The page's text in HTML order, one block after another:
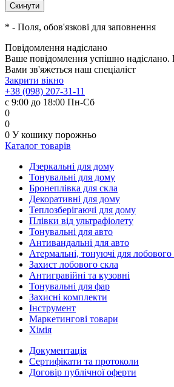
* - Поля, обов'язкові для заповнення
Повідомлення надіслано
Ваше повідомлення успішно
Вами зв'яжеться наш спеціаліст
Закрити вікно
+38 (098) 207-31-11
с 9:00 до 18:00 Пн-Сб
0
0
0 У кошику порожньо
Каталог товарів
Дзеркальні для дому
Тонувальні для дому
Бронеплівка для скла
Декоративні для дому
Теплозберігаючі для дому
Плівки від ультрафіолету
Тонувальні для авто
Антивандальні для авто
Атермальні, тонуючі для лобового
Захист лобового скла
Антигравійні та кузовні
Тонувальні для фар
Захисні комплекти
Інструмент
Маркетингові товари
Хімія
Документація
Сертифікати та протоколи
Договір публічної оферти